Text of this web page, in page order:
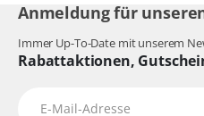
Anmeldung für
Immer Up-To-Date mit unserem
Rabattaktionen,